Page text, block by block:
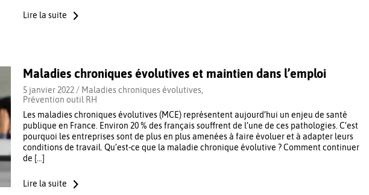
Lire la suite
Maladies chroniques évolutives et maintien dans l’emploi
5 janvier 2022 / Maladies chroniques évolutives,
Prévention outil RH
Les maladies chroniques évolutives (MCE) représentent aujourd’hui un enjeu de santé
publique en France. Environ 20 % des français souffrent de l’une de ces pathologies. C’est
pourquoi les entreprises sont de plus en plus amenées à faire évoluer et à adapter leurs
conditions de travail. Qu’est-ce que la maladie chronique évolutive ? Comment continuer
de […]
Lire la suite